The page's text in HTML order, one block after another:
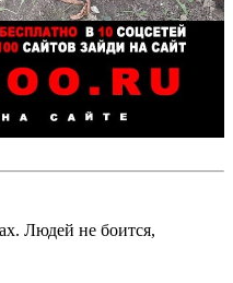
Людей не боится,